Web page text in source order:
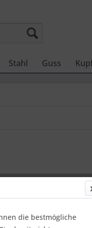
Stahl Guss
die bestmögliche